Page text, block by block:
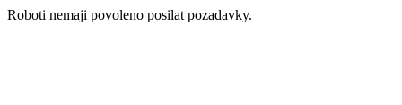
Roboti nemaji povoleno posilat pozadavky.